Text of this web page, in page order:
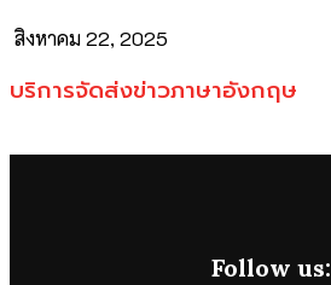
สิงหาคม 22, 2025
บริการจัดส่งข่าวภาษาอังกฤษ
Follow us: